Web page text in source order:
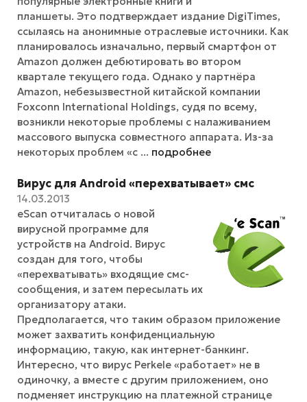
планшеты. Это подтверждает издание DigiTimes,
ссылаясь на анонимные отраслевые источники. Как
планировалось изначально, первый смартфон от
Amazon должен дебютировать во втором
квартале текущего года. Однако у партнёра
Amazon, небезызвестной китайской компании
Foxconn International Holdings, судя по всему,
возникли некоторые проблемы с налаживанием
массового выпуска совместного аппарата. Из-за
некоторых проблем «с ... подробнее
Вирус для Android «перехватывает» смс
14.03.2013
eScan отчиталась о новой
вирусной программе для
устройств на Android. Вирус
создан для того, чтобы
«перехватывать» входящие смс-
сообщения, и затем пересылать их
организатору атаки.
Предполагается, что таким образом приложение
может захватить конфиденциальную
информацию, такую, как интернет-банкинг.
Интересно, что вирус Perkele «работает» не в
одиночку, а вместе с другим приложением, оно
подменяет инструкцию на платежной странице